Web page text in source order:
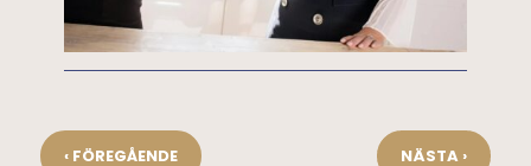
‹FÖREGÅENDE NÄSTA ›